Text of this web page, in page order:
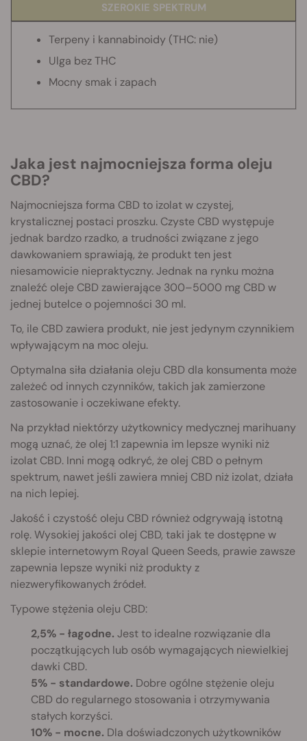
SZEROKIE SPEKTRUM
Terpeny i kannabinoidy (THC: nie)
Ulga bez THC
Mocny smak i zapach
Jaka jest najmocniejsza forma oleju
CBD?
Najmocniejsza forma CBD to izolat w czystej,
krystalicznej postaci proszku. Czyste CBD występuje
jednak bardzo rzadko, a trudności związane z jego
dawkowaniem sprawiają, że produkt ten jest
niesamowicie niepraktyczny. Jednak na rynku można
znaleźć oleje CBD zawierające 300–5000 mg CBD w
jednej butelce o pojemności 30 ml.
To, ile CBD zawiera produkt, nie jest jedynym czynnikiem
wpływającym na moc oleju.
Optymalna siła działania oleju CBD dla konsumenta może
zależeć od innych czynników, takich jak zamierzone
zastosowanie i oczekiwane efekty.
Na przykład niektórzy użytkownicy medycznej marihuany
mogą uznać, że olej 1:1 zapewnia im lepsze wyniki niż
izolat CBD. Inni mogą odkryć, że olej CBD o pełnym
spektrum, nawet jeśli zawiera mniej CBD niż izolat, działa
na nich lepiej.
Jakość i czystość oleju CBD również odgrywają istotną
rolę. Wysokiej jakości olej CBD, taki jak te dostępne w
sklepie internetowym Royal Queen Seeds, prawie zawsze
zapewnia lepsze wyniki niż produkty z
niezweryfikowanych źródeł.
Typowe stężenia oleju CBD:
2,5% - łagodne. Jest to idealne rozwiązanie dla
początkujących lub osób wymagających niewielkiej
dawki CBD.
5% - standardowe. Dobre ogólne stężenie oleju
CBD do regularnego stosowania i otrzymywania
stałych korzyści.
10% - mocne. Dla doświadczonych użytkowników